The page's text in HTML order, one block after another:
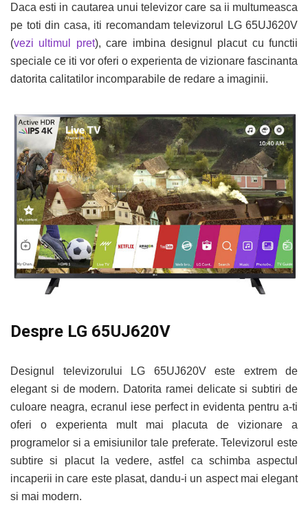
Daca esti in cautarea unui televizor care sa ii multumeasca
pe toti din casa, iti recomandam televizorul LG 65UJ620V
(vezi ultimul pret), care imbina designul placut cu functii
speciale ce iti vor oferi o experienta de vizionare fascinanta
datorita calitatilor incomparabile de redare a imaginii.
Despre LG 65UJ620V
Designul televizorului LG 65UJ620V este extrem de
elegant si de modern. Datorita ramei delicate si subtiri de
culoare neagra, ecranul iese perfect in evidenta pentru a-ti
oferi o experienta mult mai placuta de vizionare a
programelor si a emisiunilor tale preferate. Televizorul este
subtire si placut la vedere, astfel ca schimba aspectul
incaperii in care este plasat, dandu-i un aspect mai elegant
si mai modern.